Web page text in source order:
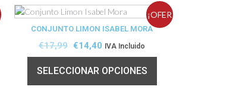
¡OFER
CONJUNTO LIMON ISABEL MORA
€17,99 €14,40 IVA Incluido
SELECCIONAR OPCIONES